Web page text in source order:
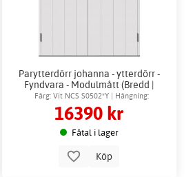
Parytterdörr johanna - ytterdörr -
Fyndvara - Modulmått (Bredd |
Höjd dm): 15x21
Färg: Vit NCS S0502*Y | Hängning:
Högerhängd
16390 kr
Fåtal i lager
Köp